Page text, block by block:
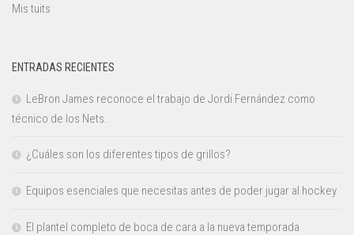
Mis tuits
ENTRADAS RECIENTES
LeBron James reconoce el trabajo de Jordi Fernández como
técnico de los Nets.
¿Cuáles son los diferentes tipos de grillos?
Equipos esenciales que necesitas antes de poder jugar al hockey
El plantel completo de boca de cara a la nueva temporada